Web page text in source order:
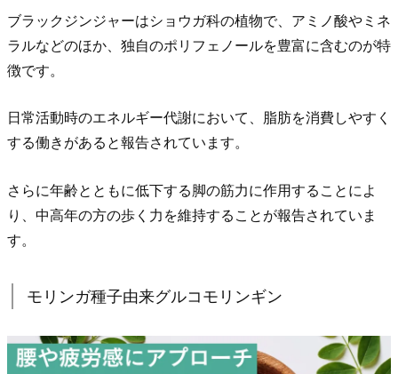
由
来
コ
モ
ン
ギ
ど
な
と
ブラックジンジャーはショウガ科の植物で、アミノ酸やミネ
ラルなどのほか、独自のポリフェノールを豊富に含むのが特
徴です。
日常活動時のエネルギー代謝において、脂肪を消費しやすく
する働きがあると報告されています。
さらに年齢とともに低下する脚の筋力に作用することによ
り、中高年の方の歩く力を維持することが報告されていま
す。
モリンガ種子由来グルコモリンギン